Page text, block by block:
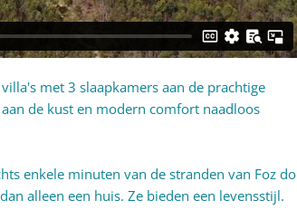
met 3 slaapkamers aan de prachtige
de kust en modern comfort naadloos
enkele minuten van de stranden van Foz do
alleen een huis. Ze bieden een levensstijl.